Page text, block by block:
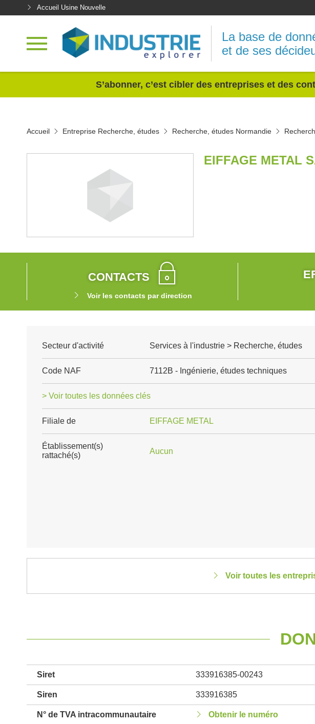
Accueil Usine Nouvelle
La base de
et de ses
S’abonner, c’est cibler des entreprises et des
Accueil Entreprise Recherche, études Recherche, études Normandie
EIFFAGE METAL
CONTACTS
Voir les contacts par direction
Secteur d'activité Services à l'industrie > Recherche, études
Code NAF 7112B - Ingénierie, études techniques
> Voir toutes les données clés
Filiale de EIFFAGE METAL
Établissement(s)
rattaché(s)
Aucun
Voir toutes les
Siret 333916385-00243
Siren 333916385
N° de TVA intracommunautaire Obtenir le numéro